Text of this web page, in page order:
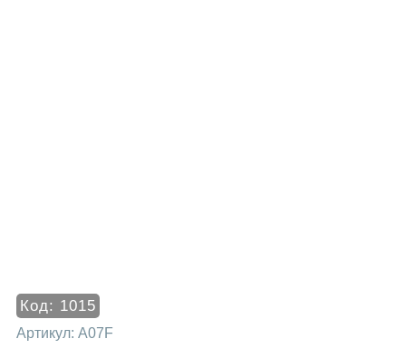
Код: 1015
Артикул: A07F